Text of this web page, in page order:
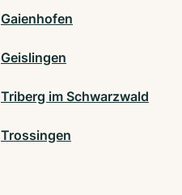
Gaienhofen
Geislingen
Triberg im Schwarzwald
Trossingen